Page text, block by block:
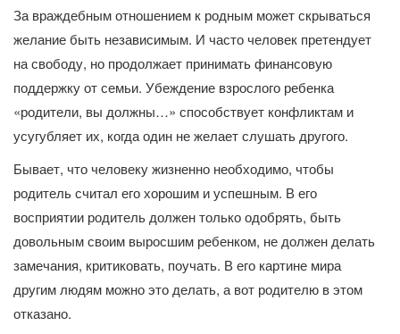
За враждебным отношением к родным может скрываться
желание быть независимым. И часто человек претендует
на свободу, но продолжает принимать финансовую
поддержку от семьи. Убеждение взрослого ребенка
«родители, вы должны…» способствует конфликтам и
усугубляет их, когда один не желает слушать другого.
Бывает, что человеку жизненно необходимо, чтобы
родитель считал его хорошим и успешным. В его
восприятии родитель должен только одобрять, быть
довольным своим выросшим ребенком, не должен делать
замечания, критиковать, поучать. В его картине мира
другим людям можно это делать, а вот родителю в этом
отказано.